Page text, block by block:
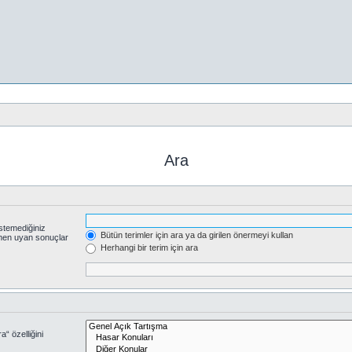
Ara
uyan sonuçlar
Bütün terimler için ara ya da girilen önermeyi kullan
Herhangi bir terim için ara
özelliğini